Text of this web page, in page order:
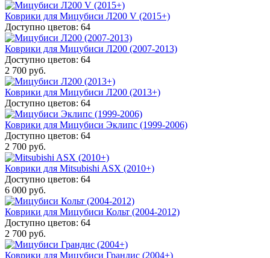
Коврики для Мицубиси Л200 V (2015+)
Доступно цветов: 64
Коврики для Мицубиси Л200 (2007-2013)
Доступно цветов: 64
2 700 руб.
Коврики для Мицубиси Л200 (2013+)
Доступно цветов: 64
Коврики для Мицубиси Эклипс (1999-2006)
Доступно цветов: 64
2 700 руб.
Коврики для Mitsubishi ASX (2010+)
Доступно цветов: 64
6 000 руб.
Коврики для Мицубиси Кольт (2004-2012)
Доступно цветов: 64
2 700 руб.
Коврики для Мицубиси Грандис (2004+)